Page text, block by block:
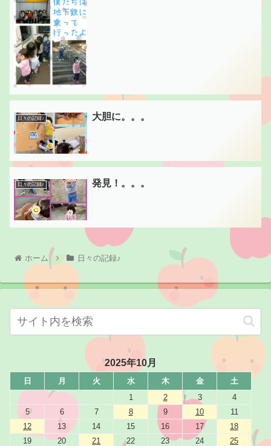
日々の記録♪ 大胆に。。。
日々の記録♪ 発見！。。。
ホーム 日々の記録♪
2025年10月
日 月 火 水 木 金
土
1
2 3
4
5
6 7 8 9 10
11
12
13 14 15 16 17
18
19
20 21 22 23 24
25